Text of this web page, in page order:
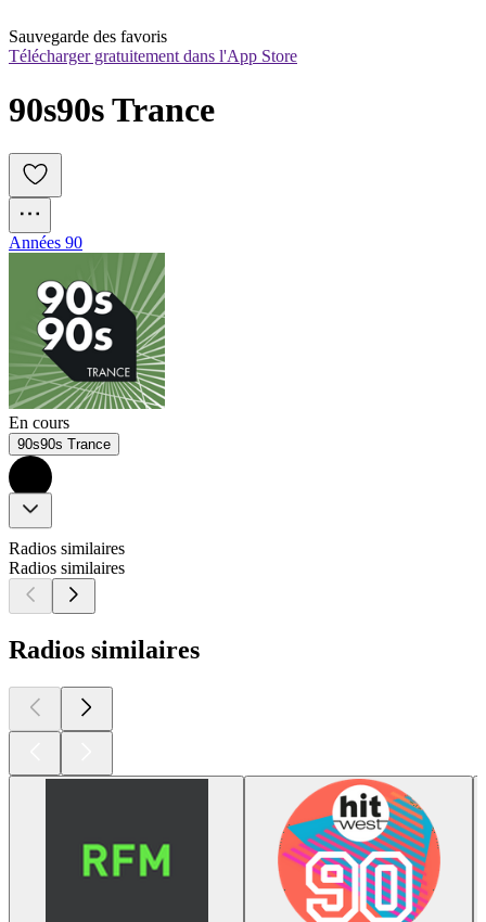
Sauvegarde des favoris
Télécharger gratuitement dans l'App Store
90s90s Trance
Années 90
En cours
90s90s Trance
Radios similaires
Radios similaires
Radios similaires